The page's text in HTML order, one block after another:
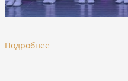
Подробнее